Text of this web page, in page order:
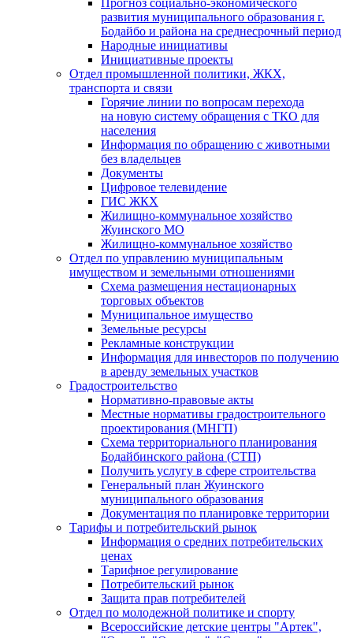
Прогноз социально-экономического
развития муниципального образования г.
Бодайбо и района на среднесрочный период
Народные инициативы
Инициативные проекты
Отдел промышленной политики, ЖКХ,
транспорта и связи
Горячие линии по вопросам перехода
на новую систему обращения с ТКО для
населения
Информация по обращению с животными
без владельцев
Документы
Цифровое телевидение
ГИС ЖКХ
Жилищно-коммунальное хозяйство
Жуинского МО
Жилищно-коммунальное хозяйство
Отдел по управлению муниципальным
имуществом и земельными отношениями
Схема размещения нестационарных
торговых объектов
Муниципальное имущество
Земельные ресурсы
Рекламные конструкции
Информация для инвесторов по получению
в аренду земельных участков
Градостроительство
Нормативно-правовые акты
Местные нормативы градостроительного
проектирования (МНГП)
Схема территориального планирования
Бодайбинского района (СТП)
Получить услугу в сфере строительства
Генеральный план Жуинского
муниципального образования
Документация по планировке территории
Тарифы и потребительский рынок
Информация о средних потребительских
ценах
Тарифное регулирование
Потребительский рынок
Защита прав потребителей
Отдел по молодежной политике и спорту
Всероссийские детские центры "Артек",